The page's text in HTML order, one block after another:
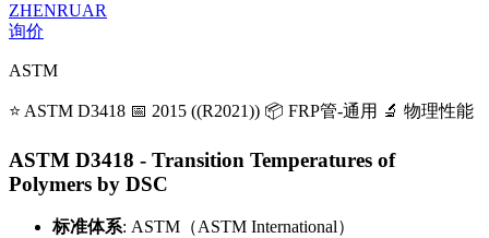
ZHENRUAR
询价
ASTM
⭐ ASTM D3418 📅 2015 ((R2021)) 📦 FRP管-通用 🔬 物理性能
ASTM D3418 - Transition Temperatures of
Polymers by DSC
标准体系: ASTM（ASTM International）